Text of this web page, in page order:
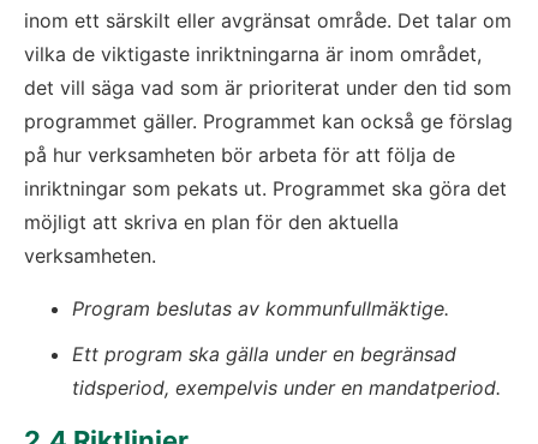
inom ett särskilt eller avgränsat område. Det talar om
vilka de viktigaste inriktningarna är inom området,
det vill säga vad som är prioriterat under den tid som
programmet gäller. Programmet kan också ge förslag
på hur verksamheten bör arbeta för att följa de
inriktningar som pekats ut. Programmet ska göra det
möjligt att skriva en plan för den aktuella
verksamheten.
Program beslutas av kommunfullmäktige.
Ett program ska gälla under en begränsad
tidsperiod, exempelvis under en mandatperiod.